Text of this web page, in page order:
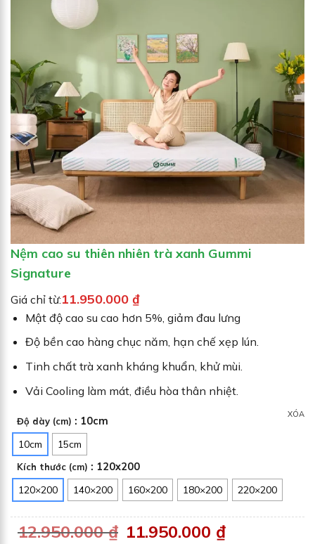
M
Đ
A
N
G
G
Ả
M
G
Nệm cao su thiên nhiên trà xanh Gummi
Signature
Giá chỉ từ:11.950.000 ₫
Mật độ cao su cao hơn 5%, giảm đau lưng
Độ bền cao hàng chục năm, hạn chế xẹp lún.
Tinh chất trà xanh kháng khuẩn, khử mùi.
Vải Cooling làm mát, điều hòa thân nhiệt.
Độ dày (cm) : 10cm
10cm
15cm
Kích thước (cm) : 120x200
120×200
140×200 160×200 180×200 220×200
XÓA
12.950.000₫ G
11.950.000 ₫G